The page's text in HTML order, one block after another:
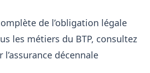
de l’obligation légale
les métiers du BTP, consultez
assurance décennale